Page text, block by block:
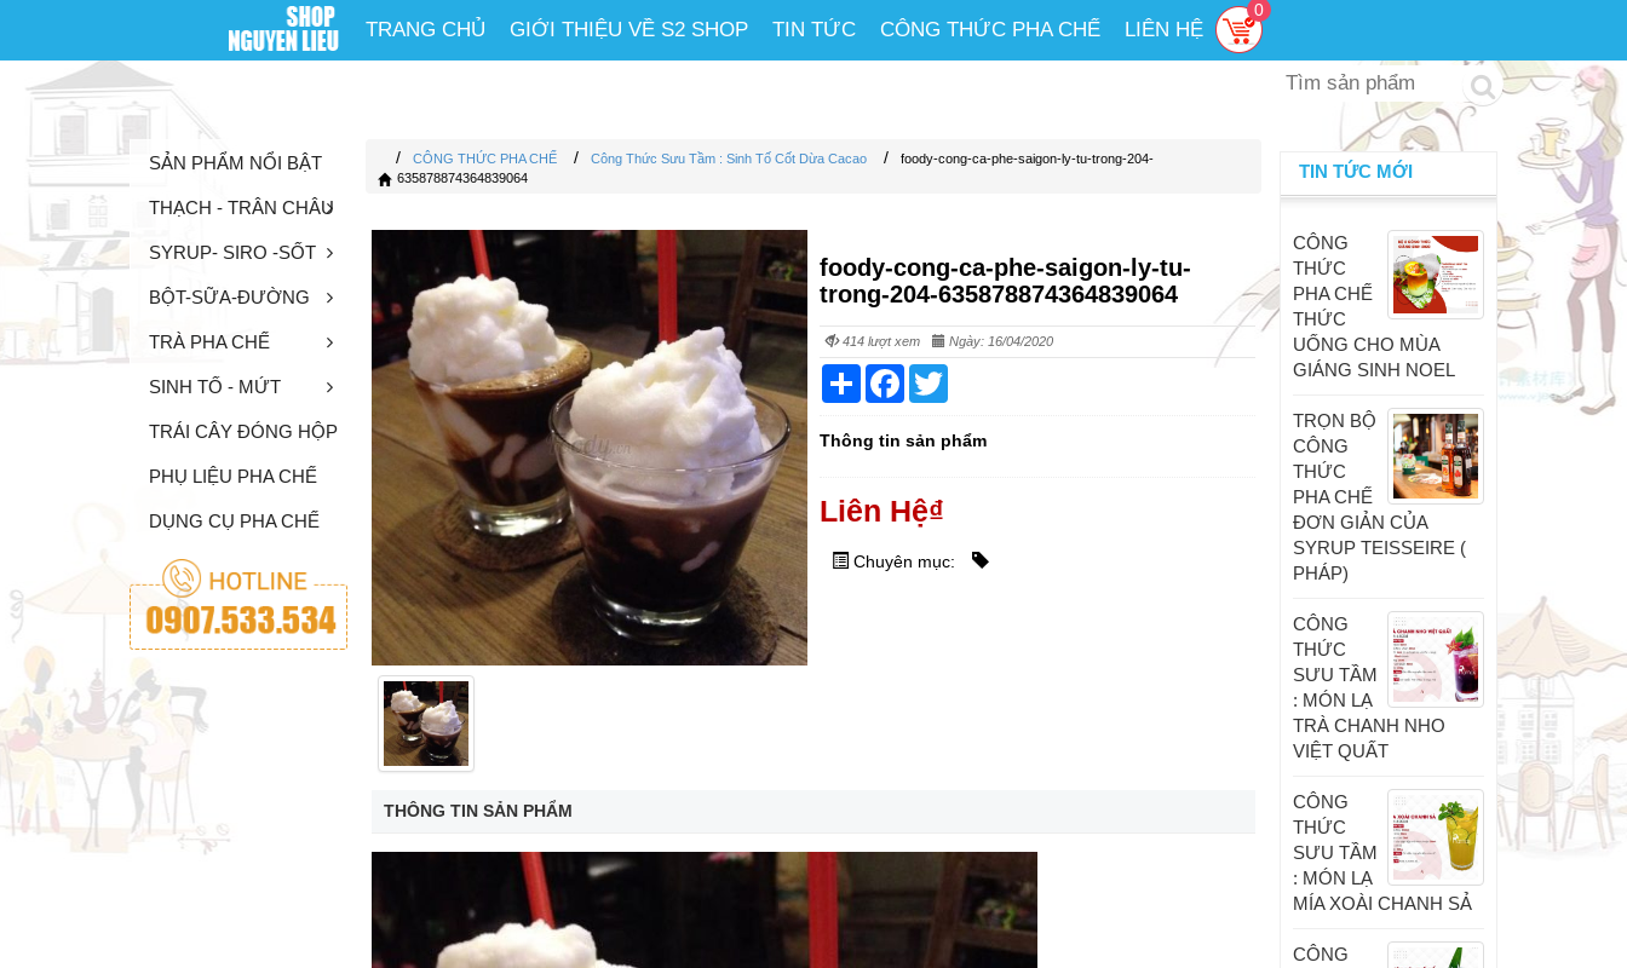
TRANG CHỦ GIỚI THIỆU VỀ S2 SHOP TIN TỨC CÔNG THỨC PHA CHẾ LIÊN HỆ
0
SẢN PHẨM NỔI BẬT
THẠCH - TRÂN CHÂU
SYRUP- SIRO -SỐT
BỘT-SỮA-ĐƯỜNG
TRÀ PHA CHẾ
SINH TỐ - MỨT
TRÁI CÂY ĐÓNG HỘP
PHỤ LIỆU PHA CHẾ
DỤNG CỤ PHA CHẾ
/ CÔNG THỨC PHA CHẾ / Công Thức Sưu Tầm : Sinh Tố Cốt Dừa Cacao /
foody-cong-ca-phe-saigon-ly-tu-trong-204-
635878874364839064
foody-cong-ca-phe-saigon-ly-tu-
trong-204-635878874364839064
414 lượt xem Ngày: 16/04/2020
Share Facebook
Thông tin sản phẩm
Liên Hệ₫
Chuyên mục:
THÔNG TIN SẢN PHẨM
TIN TỨC MỚI
CÔNG
THỨC
PHA CHẾ
THỨC
UỐNG CHO MÙA
GIÁNG SINH NOEL
TRỌN BỘ
CÔNG
THỨC
PHA CHẾ
ĐƠN GIẢN CỦA
SYRUP TEISSEIRE (
PHÁP)
CÔNG
THỨC
SƯU TẦM
: MÓN LẠ
TRÀ CHANH NHO
VIỆT QUẤT
CÔNG
THỨC
SƯU TẦM
: MÓN LẠ
MÍA XOÀI CHANH SẢ
CÔNG